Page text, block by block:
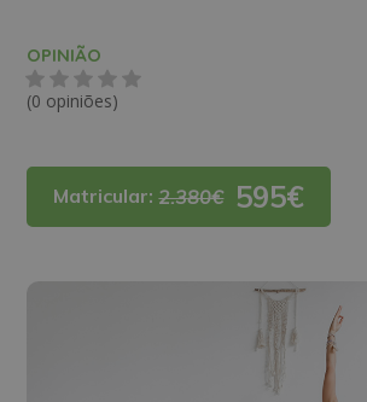
OPINIÃO
(0 opiniões)
Matricular:2.380€ 595€